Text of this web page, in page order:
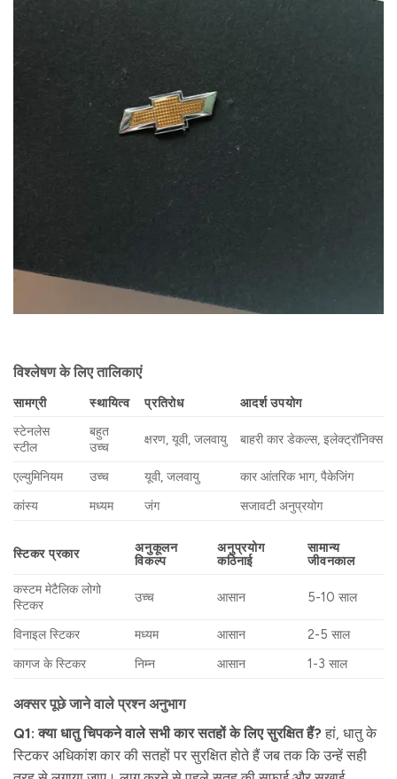
विश्लेषण के लिए तालिकाएं
सामग्री स्थायित्व प्रतिरोध
आदर्श उपयोग
स्टेनलेस
स्टील
बहुत
उच्च
क्षरण, यूवी, जलवायु बाहरी कार डेकल्स, इलेक्ट्रॉनिक्स
एल्युमिनियम उच्च यूवी, जलवायु
कार आंतरिक भाग, पैकेजिंग
कांस्य
मध्यम जंग सजावटी अनुप्रयोग
स्टिकर प्रकार
अनुकूलन
विकल्प
अनुप्रयोग
कठिनाई
सामान्य
जीवनकाल
कस्टम मेटैलिक लोगो
स्टिकर
उच्च आसान 5-10 साल
विनाइल स्टिकर मध्यम आसान
2-5 साल
कागज के स्टिकर
निम्न आसान 1-3 साल
अक्सर पूछे जाने वाले प्रश्न अनुभाग
Q1: क्या धातु चिपकने वाले सभी कार सतहों के लिए सुरक्षित हैं? हां, धातु के
स्टिकर अधिकांश कार की सतहों पर सुरक्षित होते हैं जब तक कि उन्हें सही